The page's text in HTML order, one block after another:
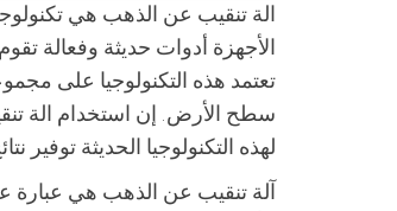
الة تنقيب عن الذهب هي
الأجهزة أدوات حديثة وفعالة
تعتمد هذه التكنولوجيا على
سطح الأرض. إن استخدام الة
لهذه التكنولوجيا الحديثة توفير
آلة تنقيب عن الذهب هي عبارة